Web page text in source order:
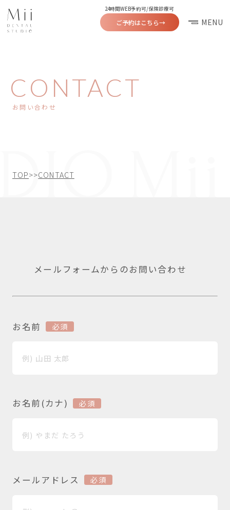
24時間WEB予約可/保険診療可
ご予約はこちら→ MENU
CONTACT
お問い合わせ
TOP>>CONTACT
メールフォームからのお問い合わせ
お名前 必須
お名前(カナ) 必須
メールアドレス 必須